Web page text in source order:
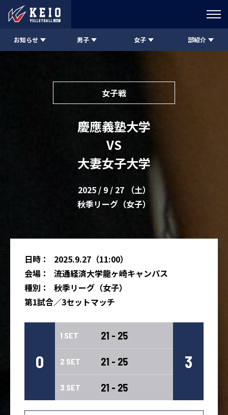
お知らせ 男子 女子 部紹介
女子戦
慶應義塾大学
VS
大妻女子大学
2025 / 9 / 27 （土）
秋季リーグ（女子）
日時：
2025.9.27（11:00）
会場：
流通経済大学龍ヶ崎キャンパス
種別：
秋季リーグ（女子）
第1試合／3セットマッチ
0
1 SET 21 - 25
3
2 SET 21 - 25
3 SET 21 - 25